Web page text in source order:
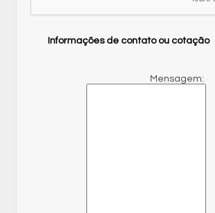
Informações de contato ou cotação
Mensagem: